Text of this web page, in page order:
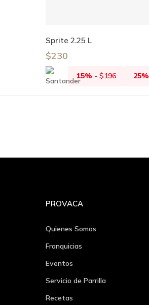
Añadir Al Carrito
Sprite 2.25 L
$230
15% - $196 25%
PROVACA
Quienes Somos
Franquicias
Eventos
Servicio de Parrilla
Recetas